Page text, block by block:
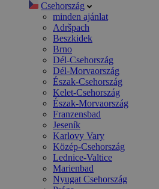
Csehország
minden ajánlat
Adršpach
Beszkidek
Brno
Dél-Csehország
Dél-Morvaország
Észak-Csehország
Kelet-Csehország
Észak-Morvaország
Franzensbad
Jeseník
Karlovy Vary
Közép-Csehország
Lednice-Valtice
Marienbad
Nyugat Csehország